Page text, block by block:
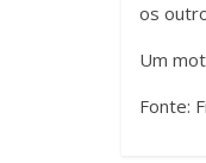
os
Um
Fonte: